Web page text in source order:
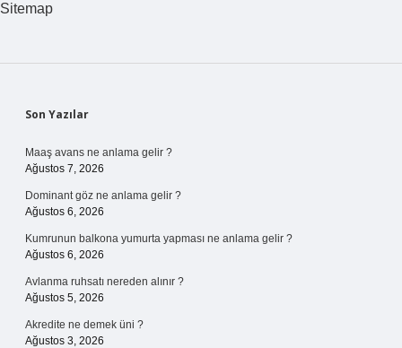
Sitemap
Sidebar
Son Yazılar
Maaş avans ne anlama gelir ?
Ağustos 7, 2026
Dominant göz ne anlama gelir ?
Ağustos 6, 2026
Kumrunun balkona yumurta yapması ne anlama gelir ?
Ağustos 6, 2026
Avlanma ruhsatı nereden alınır ?
Ağustos 5, 2026
Akredite ne demek üni ?
Ağustos 3, 2026